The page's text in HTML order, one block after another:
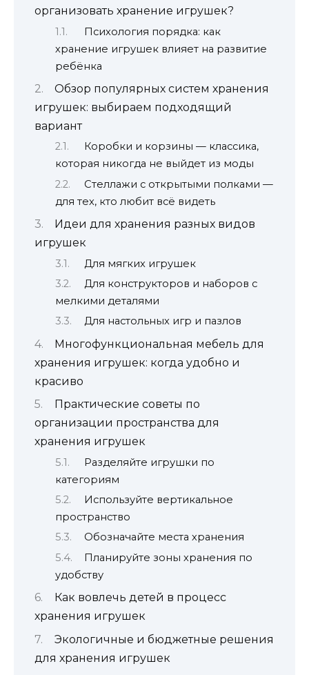
организовать хранение игрушек?
Психология порядка: как
хранение игрушек влияет на развитие
ребёнка
Обзор популярных систем хранения
игрушек: выбираем подходящий
вариант
Коробки и корзины — классика,
которая никогда не выйдет из моды
Стеллажи с открытыми полками —
для тех, кто любит всё видеть
Идеи для хранения разных видов
игрушек
Для мягких игрушек
Для конструкторов и наборов с
мелкими деталями
Для настольных игр и пазлов
Многофункциональная мебель для
хранения игрушек: когда удобно и
красиво
Практические советы по
организации пространства для
хранения игрушек
Разделяйте игрушки по
категориям
Используйте вертикальное
пространство
Обозначайте места хранения
Планируйте зоны хранения по
удобству
Как вовлечь детей в процесс
хранения игрушек
Экологичные и бюджетные решения
для хранения игрушек